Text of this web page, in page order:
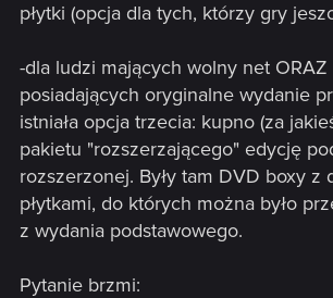
płytki (opcja dla tych, którzy gry
-dla ludzi mających wolny net ORAZ
posiadających oryginalne wydanie
istniała opcja trzecia: kupno (za
pakietu "rozszerzającego" edycję
rozszerzonej. Były tam DVD boxy z
płytkami, do których można było
z wydania podstawowego.
Pytanie brzmi: